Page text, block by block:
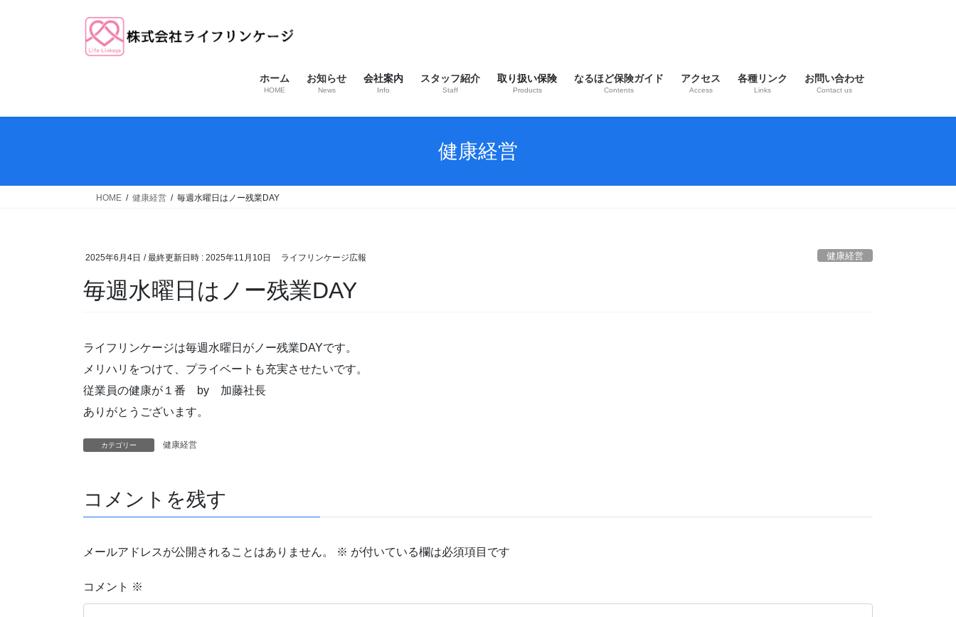
ホーム
HOME
お知らせ
News
会社案内
Info
スタッフ紹介
Staff
取り扱い保険
Products
なるほど保険ガイド
Contents
アクセス
Access
各種リンク
Links
お問い合わせ
Contact us
健康経営
HOME 健康経営 毎週水曜日はノー残業DAY
2025年6月4日 / 最終更新日時 : 2025年11月10日 ライフリンケージ広報 健康経営
毎週水曜日はノー残業DAY
ライフリンケージは毎週水曜日がノー残業DAYです。
メリハリをつけて、プライベートも充実させたいです。
従業員の健康が１番 by 加藤社長
ありがとうございます。
カテゴリー 健康経営
コメントを残す
メールアドレスが公開されることはありません。 ※ が付いている欄は必須項目です
コメント ※